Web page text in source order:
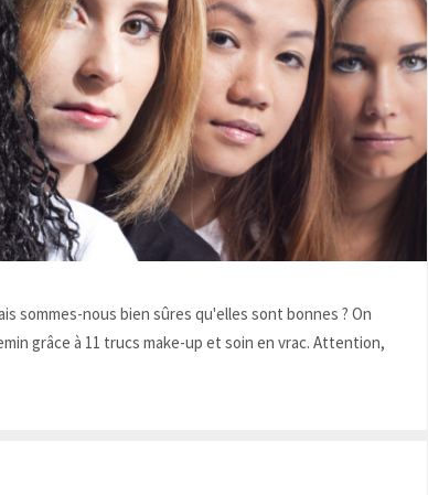
sommes-nous bien sûres qu'elles sont bonnes ? On
grâce à 11 trucs make-up et soin en vrac. Attention,